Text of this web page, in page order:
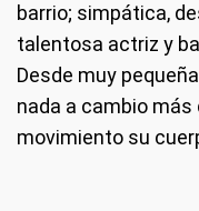
barrio; simpática,
talentosa actriz y
Desde muy
nada a cambio
movimiento su